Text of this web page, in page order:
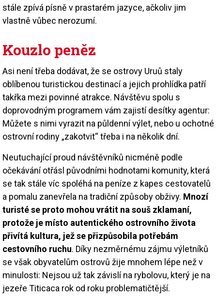
stále zpívá písně v prastarém jazyce, ačkoliv jim
vlastně vůbec nerozumí.
Kouzlo peněz
Asi není třeba dodávat, že se ostrovy Uruů staly
oblíbenou turistickou destinací a jejich prohlídka patří
takřka mezi povinné atrakce. Návštěvu spolu s
doprovodným programem vám zajistí desítky agentur:
Můžete s nimi vyrazit na půldenní výlet, nebo u ochotné
ostrovní rodiny „zakotvit“ třeba i na několik dní.
Neutuchající proud návštěvníků nicméně podle
očekávání otřásl původními hodnotami komunity, která
se tak stále víc spoléhá na peníze z kapes cestovatelů
a pomalu zanevřela na tradiční způsoby obživy. Mnozí
turisté se proto mohou vrátit na souš zklamaní,
protože je místo autentického ostrovního života
přivítá kultura, jež se přizpůsobila potřebám
cestovního ruchu. Díky nezměrnému zájmu výletníků
se však obyvatelům ostrovů žije mnohem lépe než v
minulosti: Nejsou už tak závislí na rybolovu, který je na
jezeře Titicaca rok od roku problematičtější.